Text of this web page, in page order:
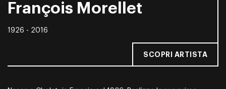
François Morellet
1926 - 2016
SCOPRI ARTISTA